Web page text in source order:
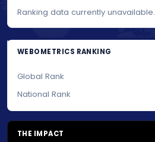
Ranking data currently unavailable.
WEBOMETRICS RANKING
Global Rank
National Rank
THE IMPACT